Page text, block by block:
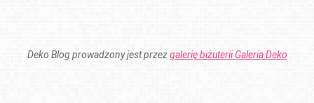
Deko Blog prowadzony jest przezgalerię biżuterii Galeria Deko